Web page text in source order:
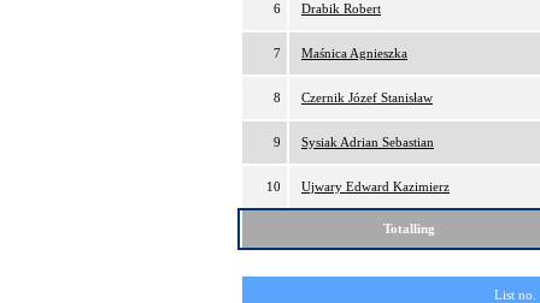
6 Drabik Robert
7 Maśnica Agnieszka
8 Czernik Józef Stanisław
9 Sysiak Adrian Sebastian
10 Ujwary Edward Kazimierz
Totalling
List